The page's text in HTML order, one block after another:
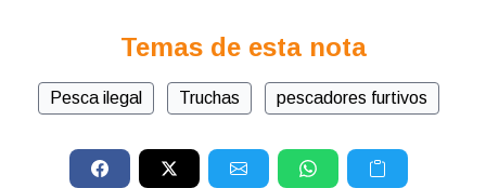
Temas de esta nota
Pesca ilegal Truchas pescadores furtivos